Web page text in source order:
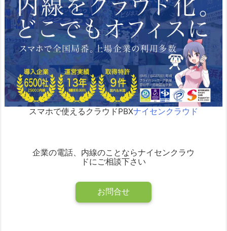
スマホで使えるクラウドPBXナイセンクラウド
企業の電話、内線のことならナイセンクラウ
ドにご相談下さい
お問合せ